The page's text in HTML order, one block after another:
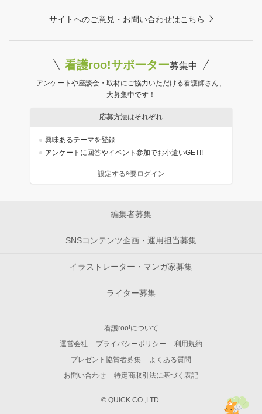
サイトへのご意見・お問い合わせはこちら
看護roo!サポーター募集中
アンケートや座談会・取材にご協力いただける看護師さん、
大募集中です！
応募方法はそれぞれ
興味あるテーマを登録
アンケートに回答やイベント参加でお小遣いGET!!
設定する※要ログイン
編集者募集
SNSコンテンツ企画・運用担当募集
イラストレーター・マンガ家募集
ライター募集
看護roo!について
運営会社
プライバシーポリシー
利用規約
プレゼント協賛者募集
よくある質問
お問い合わせ
特定商取引法に基づく表記
© QUICK CO.,LTD.